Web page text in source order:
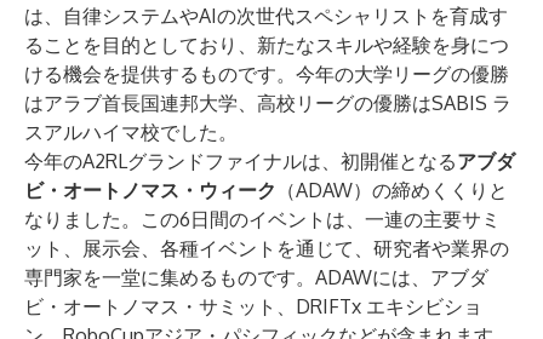
は、自律システムやAIの次世代スペシャリストを育成す
ることを目的としており、新たなスキルや経験を身につ
ける機会を提供するものです。今年の大学リーグの優勝
はアラブ首長国連邦大学、高校リーグの優勝はSABIS ラ
スアルハイマ校でした。
今年のA2RLグランドファイナルは、初開催となるアブダ
ビ・オートノマス・ウィーク （ADAW）の締めくくりと
なりました。この6日間のイベントは、一連の主要サミ
ット、展示会、各種イベントを通じて、研究者や業界の
専門家を一堂に集めるものです。ADAWには、アブダ
ビ・オートノマス・サミット、DRIFTx エキシビショ